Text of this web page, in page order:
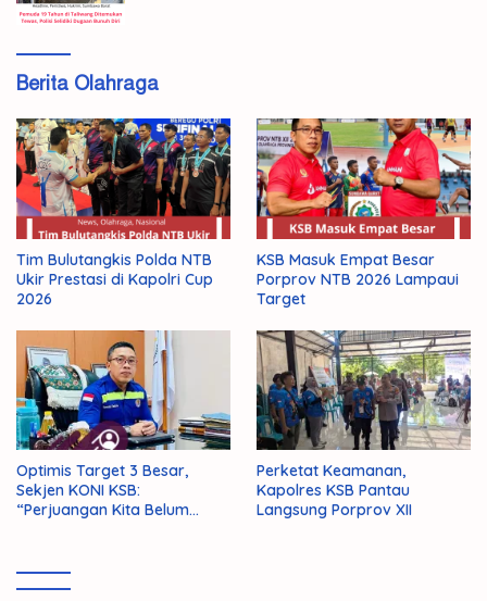
Berita Olahraga
Tim Bulutangkis Polda NTB
Ukir Prestasi di Kapolri Cup
2026
KSB Masuk Empat Besar
Porprov NTB 2026 Lampaui
Target
Optimis Target 3 Besar,
Sekjen KONI KSB:
“Perjuangan Kita Belum
Perketat Keamanan,
Kapolres KSB Pantau
Langsung Porprov XII